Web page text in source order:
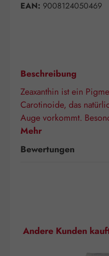
EAN: 9008124050469
Beschreibung
Zeaxanthin ist ein
Carotinoide, das
Auge vorkommt.
Mehr
Bewertungen
Produktgalerie überspringen
Andere Kunden